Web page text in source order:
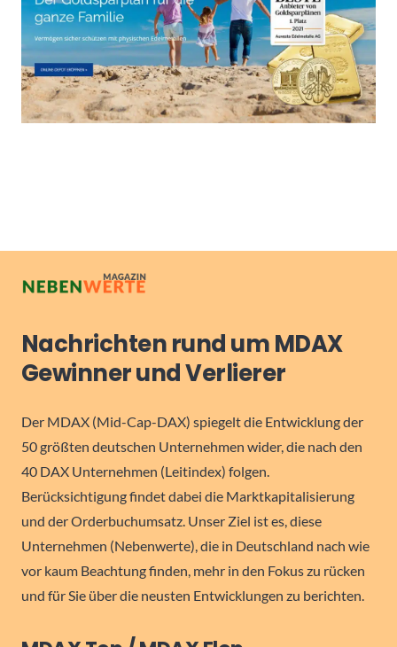
Nachrichten rund um MDAX
Gewinner und Verlierer
Der MDAX (Mid-Cap-DAX) spiegelt die Entwicklung der
50 größten deutschen Unternehmen wider, die nach den
40 DAX Unternehmen (Leitindex) folgen.
Berücksichtigung findet dabei die Marktkapitalisierung
und der Orderbuchumsatz. Unser Ziel ist es, diese
Unternehmen (Nebenwerte), die in Deutschland nach wie
vor kaum Beachtung finden, mehr in den Fokus zu rücken
und für Sie über die neusten Entwicklungen zu berichten.